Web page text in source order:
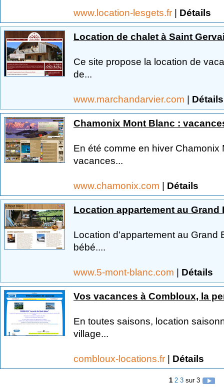
www.location-lesgets.fr | Détails
Location de chalet à Saint
Ce site propose la location de
de...
www.marchandarvier.com | Détails
Chamonix Mont Blanc :
En été comme en hiver
vacances...
www.chamonix.com | Détails
Location appartement au Grand
Location d'appartement au Grand
bébé....
www.5-mont-blanc.com | Détails
Vos vacances à Combloux, la
En toutes saisons, location
village...
combloux-locations.fr | Détails
1 2 3 sur 3